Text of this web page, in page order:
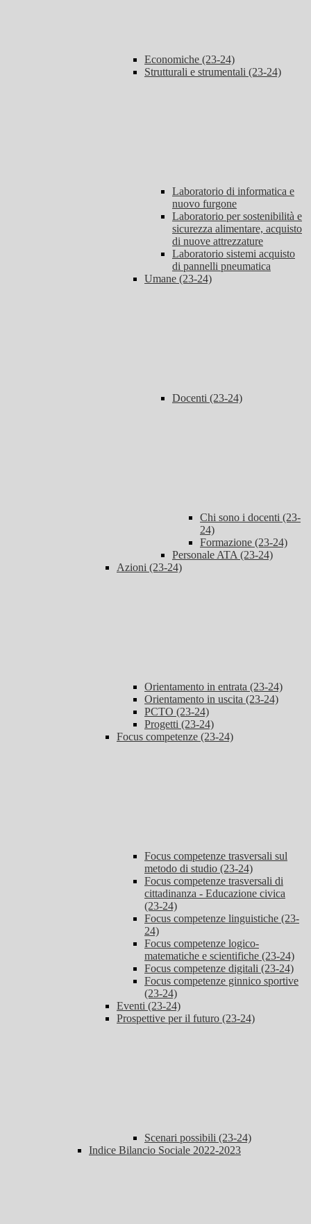
Economiche (23-24)
Strutturali e strumentali (23-24)
Laboratorio di informatica e
nuovo furgone
Laboratorio per sostenibilità e
sicurezza alimentare, acquisto
di nuove attrezzature
Laboratorio sistemi acquisto
di pannelli pneumatica
Umane (23-24)
Docenti (23-24)
Chi sono i docenti (23-
24)
Formazione (23-24)
Personale ATA (23-24)
Azioni (23-24)
Orientamento in entrata (23-24)
Orientamento in uscita (23-24)
PCTO (23-24)
Progetti (23-24)
Focus competenze (23-24)
Focus competenze trasversali sul
metodo di studio (23-24)
Focus competenze trasversali di
cittadinanza - Educazione civica
(23-24)
Focus competenze linguistiche (23-
24)
Focus competenze logico-
matematiche e scientifiche (23-24)
Focus competenze digitali (23-24)
Focus competenze ginnico sportive
(23-24)
Eventi (23-24)
Prospettive per il futuro (23-24)
Scenari possibili (23-24)
Indice Bilancio Sociale 2022-2023